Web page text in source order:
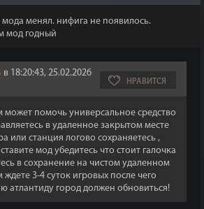
менял. нифига не появилось.
мод годный
в 18:20:43, 25.02.2026
НРАВИТСЯ
может помочь универсальное средство
в удаленное закрытом месте
или станция логово сохраняетесь ,
мод убедитесь что стоит галочка
в сохранение на чистом удаленном
ждете 3-4 суток игровых после чего
атлантиду город должен обновиться!